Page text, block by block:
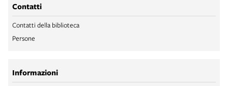
Contatti
Contatti della biblioteca
Persone
Informazioni